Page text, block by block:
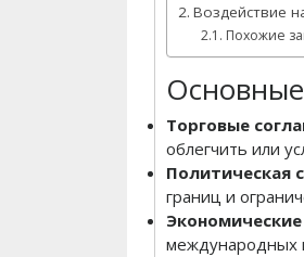
Воздействие
Похожие
Торговые
облегчить или
Политическая
границ и
международных